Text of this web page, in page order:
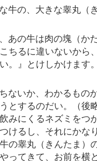
牛の、大きな睾丸（
あの牛は肉の塊（
ちるに違いないから
。』とけしかけます
ないか、わかるも
とするのだい。（後
みにくるネズミをつ
けるし、それにかな
の睾丸（きんたま）
ってきて、お前を横